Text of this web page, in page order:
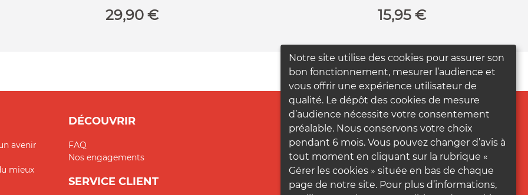
29,90 € 15,95 €
avenir
mieux
DÉCOUVRIR
FAQ
Nos engagements
SERVICE CLIENT
Notre site utilise des cookies pour assurer son
bon fonctionnement, mesurer l’audience et
vous offrir une expérience utilisateur de
qualité. Le dépôt des cookies de mesure
d’audience nécessite votre consentement
préalable. Nous conservons votre choix
pendant 6 mois. Vous pouvez changer d’avis à
tout moment en cliquant sur la rubrique «
Gérer les cookies » située en bas de chaque
page de notre site. Pour plus d’informations,